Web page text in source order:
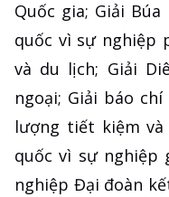
Quốc gia; Giải
quốc vì sự nghiệp
và du lịch; Giải
ngoại; Giải báo
lượng tiết kiệm và
quốc vì sự nghiệp
nghiệp Đại đoàn